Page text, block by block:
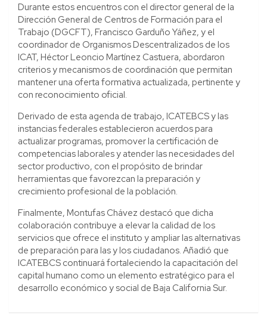
Durante estos encuentros con el director general de la
Dirección General de Centros de Formación para el
Trabajo (DGCFT), Francisco Garduño Yáñez, y el
coordinador de Organismos Descentralizados de los
ICAT, Héctor Leoncio Martínez Castuera, abordaron
criterios y mecanismos de coordinación que permitan
mantener una oferta formativa actualizada, pertinente y
con reconocimiento oficial.
Derivado de esta agenda de trabajo, ICATEBCS y las
instancias federales establecieron acuerdos para
actualizar programas, promover la certificación de
competencias laborales y atender las necesidades del
sector productivo, con el propósito de brindar
herramientas que favorezcan la preparación y
crecimiento profesional de la población.
Finalmente, Montufas Chávez destacó que dicha
colaboración contribuye a elevar la calidad de los
servicios que ofrece el instituto y ampliar las alternativas
de preparación para las y los ciudadanos. Añadió que
ICATEBCS continuará fortaleciendo la capacitación del
capital humano como un elemento estratégico para el
desarrollo económico y social de Baja California Sur.